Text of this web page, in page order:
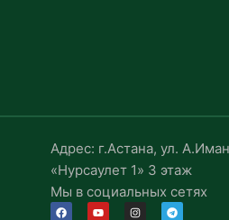
Адрес: г.Астана, ул.
«Нурсаулет 1» 3 этаж
Мы в социальных сетях